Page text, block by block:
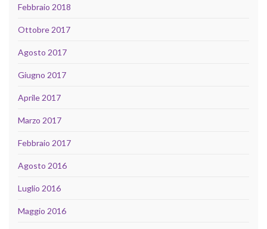
Febbraio 2018
Ottobre 2017
Agosto 2017
Giugno 2017
Aprile 2017
Marzo 2017
Febbraio 2017
Agosto 2016
Luglio 2016
Maggio 2016